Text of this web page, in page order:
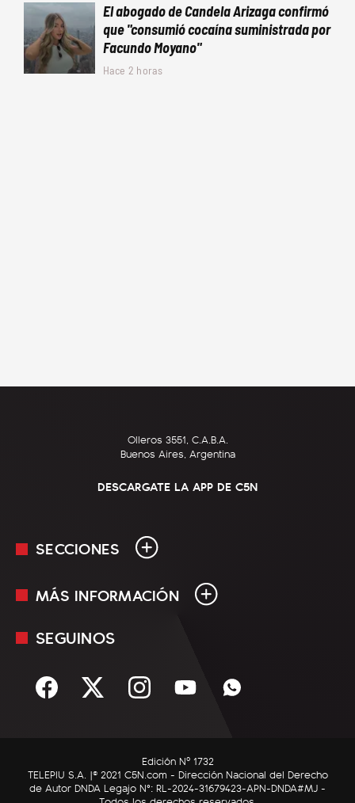
El abogado de Candela Arizaga confirmó
que "consumió cocaína suministrada por
Facundo Moyano"
Hace 2 horas
Olleros 3551, C.A.B.A.
Buenos Aires, Argentina
DESCARGATE LA APP DE C5N
SECCIONES
En Vivo
Sociedad
C5N Autos
RatingCero
MÁS INFORMACIÓN
Mediakit
Términos y condiciones
SEGUINOS
Edición Nº 1732
TELEPIU S.A. |© 2021 C5N.com - Dirección Nacional del Derecho
de Autor DNDA Legajo N°: RL-2024-31679423-APN-DNDA#MJ -